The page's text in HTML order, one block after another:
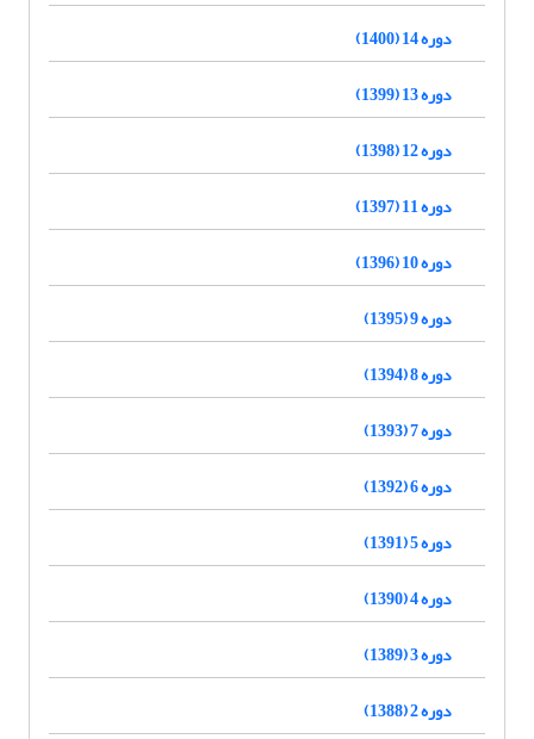
دوره 14 (1400)
دوره 13 (1399)
دوره 12 (1398)
دوره 11 (1397)
دوره 10 (1396)
دوره 9 (1395)
دوره 8 (1394)
دوره 7 (1393)
دوره 6 (1392)
دوره 5 (1391)
دوره 4 (1390)
دوره 3 (1389)
دوره 2 (1388)